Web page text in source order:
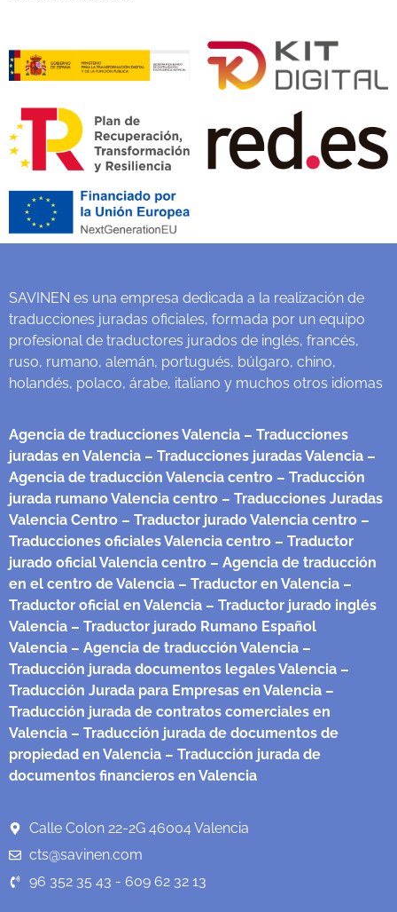
SAVINEN es una empresa dedicada a la realización de
traducciones juradas oficiales, formada por un equipo
profesional de traductores jurados de inglés, francés,
ruso, rumano, alemán, portugués, búlgaro, chino,
holandés, polaco, árabe, italiano y muchos otros idiomas
Agencia de traducciones Valencia – Traducciones
juradas en Valencia – Traducciones juradas Valencia –
Agencia de traducción Valencia centro – Traducción
jurada rumano Valencia centro – Traducciones Juradas
Valencia Centro – Traductor jurado Valencia centro –
Traducciones oficiales Valencia centro – Traductor
jurado oficial Valencia centro – Agencia de traducción
en el centro de Valencia – Traductor en Valencia –
Traductor oficial en Valencia – Traductor jurado inglés
Valencia – Traductor jurado Rumano Español
Valencia – Agencia de traducción Valencia –
Traducción jurada documentos legales Valencia –
Traducción Jurada para Empresas en Valencia –
Traducción jurada de contratos comerciales en
Valencia – Traducción jurada de documentos de
propiedad en Valencia – Traducción jurada de
documentos financieros en Valencia
Calle Colon 22-2G 46004 Valencia
cts@savinen.com
96 352 35 43 - 609 62 32 13